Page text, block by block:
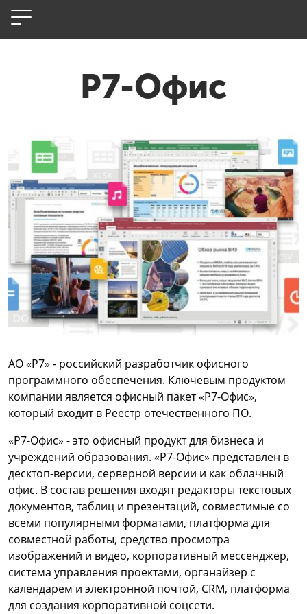
Р7-Офис
АО «Р7» - российский разработчик офисного
программного обеспечения. Ключевым продуктом
компании является офисный пакет «Р7-Офис»,
который входит в Реестр отечественного ПО.
«Р7-Офис» - это офисный продукт для бизнеса и
учреждений образования. «Р7-Офис» представлен в
десктоп-версии, серверной версии и как облачный
офис. В состав решения входят редакторы текстовых
документов, таблиц и презентаций, совместимые со
всеми популярными форматами, платформа для
совместной работы, средство просмотра
изображений и видео, корпоративный мессенджер,
система управления проектами, органайзер с
календарем и электронной почтой, CRM, платформа
для создания корпоративной соцсети.